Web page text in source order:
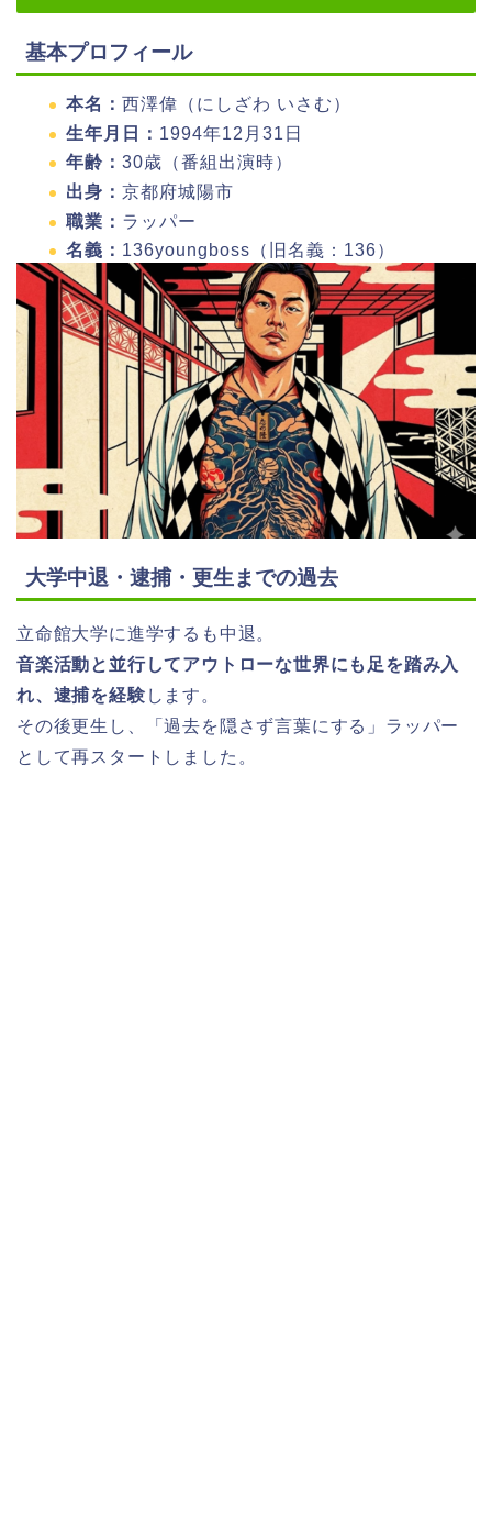
基本プロフィール
本名： 西澤偉（にしざわ いさむ）
生年月日： 1994年12月31日
年齢： 30歳（番組出演時）
出身： 京都府城陽市
職業： ラッパー
名義： 136youngboss（旧名義：136）
大学中退・逮捕・更生までの過去
立命館大学に進学するも中退。
音楽活動と並行してアウトローな世界にも足を踏み入
れ、逮捕を経験 します。
その後更生し、「過去を隠さず言葉にする」ラッパー
として再スタートしました。